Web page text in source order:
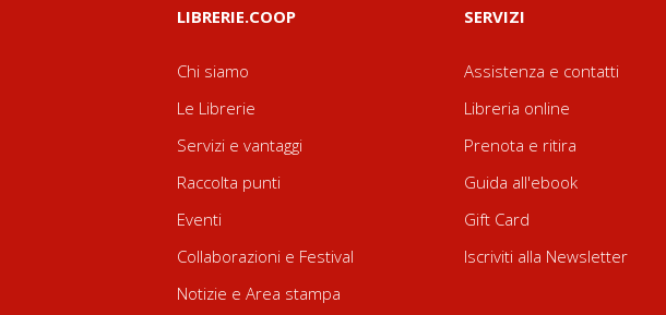
LIBRERIE.COOP
Chi siamo
Le Librerie
Servizi e vantaggi
Raccolta punti
Eventi
Collaborazioni e Festival
Notizie e Area stampa
SERVIZI
Assistenza e contatti
Libreria online
Prenota e ritira
Guida all'ebook
Gift Card
Iscriviti alla Newsletter